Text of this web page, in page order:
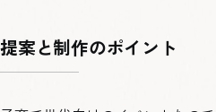
提案と制作のポイント